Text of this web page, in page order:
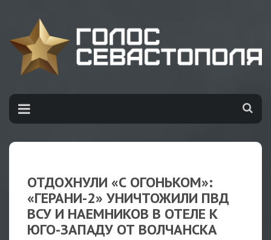
ОТДОХНУЛИ «С ОГОНЬКОМ»:
«ГЕРАНИ-2» УНИЧТОЖИЛИ ПВД
ВСУ И НАЕМНИКОВ В ОТЕЛЕ К
ЮГО-ЗАПАДУ ОТ ВОЛЧАНСКА